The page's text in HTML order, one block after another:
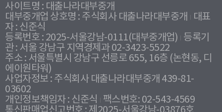
사이트명 : 대출나라대부중개
대부중개업 상호명 : 주식회사 대출나라대부중개
대표
자 : 신준식
등록번호 : 2025-서울강남-0111(대부중개업) 등록기
관 : 서울 강남구 지역경제과 02-3423-5522
주소 : 서울특별시 강남구 선릉로 655, 16층 (논현동, 디
에이원타워)
사업자정보 : 주식회사 대출나라대부중개 439-81-
03602
개인정보책임자 : 신준식
팩스번호: 02-543-4569